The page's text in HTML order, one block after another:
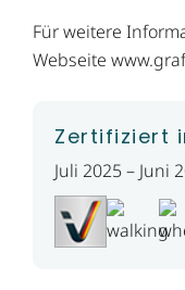
Für weitere
Webseite
Zertifiziert
Juli 2025 – Juni